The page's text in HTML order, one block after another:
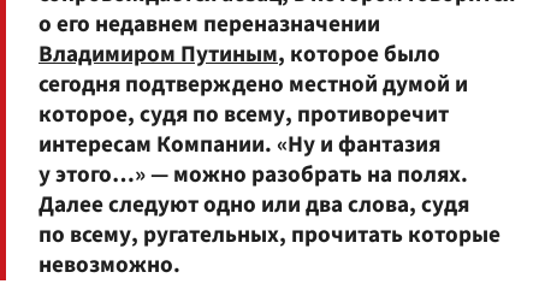
о его недавнем переназначении
Владимиром Путиным, которое было
сегодня подтверждено местной думой и
которое, судя по всему, противоречит
интересам Компании. «Ну и фантазия
у этого…» — можно разобрать на полях.
Далее следуют одно или два слова, судя
по всему, ругательных, прочитать которые
невозможно.